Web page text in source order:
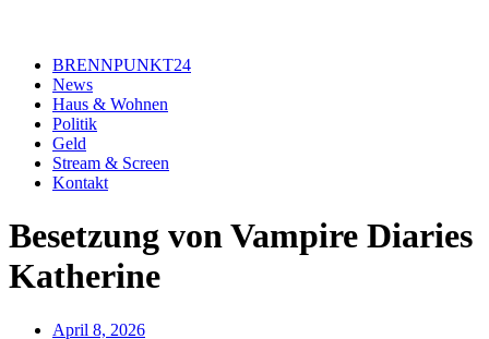
BRENNPUNKT24
News
Haus & Wohnen
Politik
Geld
Stream & Screen
Kontakt
Besetzung von Vampire Diaries
Katherine
April 8, 2026